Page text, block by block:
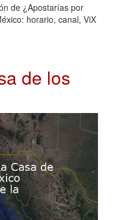
de ¿Apostarías por
horario, canal, ViX
de los